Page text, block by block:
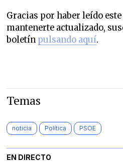
Gracias por haber leído
mantenerte actualizado,
boletín pulsando aquí.
Temas
noticia Política PSOE
EN DIRECTO